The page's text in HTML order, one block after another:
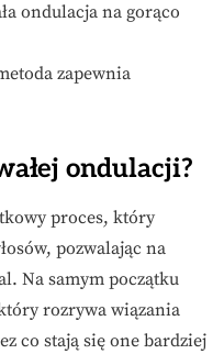
ondulacja na gorąco
zapewnia
ondulacji?
proces, który
pozwalając na
Na samym początku
rozrywa wiązania
co stają się one bardziej